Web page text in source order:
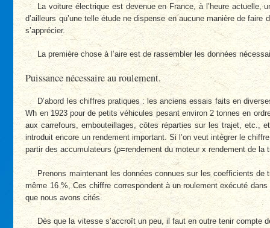
La voiture électrique est devenue en France, à l’heure
d’ailleurs qu’une telle étude ne dispense en aucune manière de
s’apprécier.
La première chose à l’aire est de rassembler les données
Puissance nécessaire au roulement.
D’abord les chiffres pratiques : les anciens essais faits en
Wh en 1923 pour de petits véhicules pesant environ 2 tonnes en
aux carrefours, embouteillages, côtes réparties sur les trajet, etc.,
introduit encore un rendement important. Si l’on veut intégrer le
partir des accumulateurs (ρ=rendement du moteur x rendement de
Prenons maintenant les données connues sur les coefficients
même 16 %, Ces chiffre correspondent à un roulement exécuté
que nous avons cités.
Dès que la vitesse s’accroît un peu, il faut en outre tenir compte